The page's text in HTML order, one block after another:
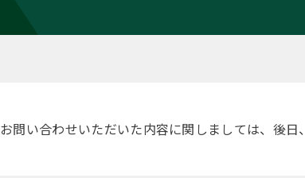
お問い合わせいただいた内容に関しましては、後